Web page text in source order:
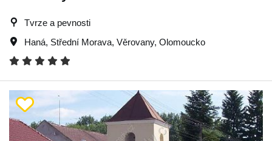
Tvrze a pevnosti
Haná, Střední Morava, Věrovany, Olomoucko